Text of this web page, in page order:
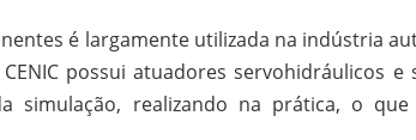
é largamente utilizada na indústria
possui atuadores servohidráulicos e
simulação, realizando na prática, o que